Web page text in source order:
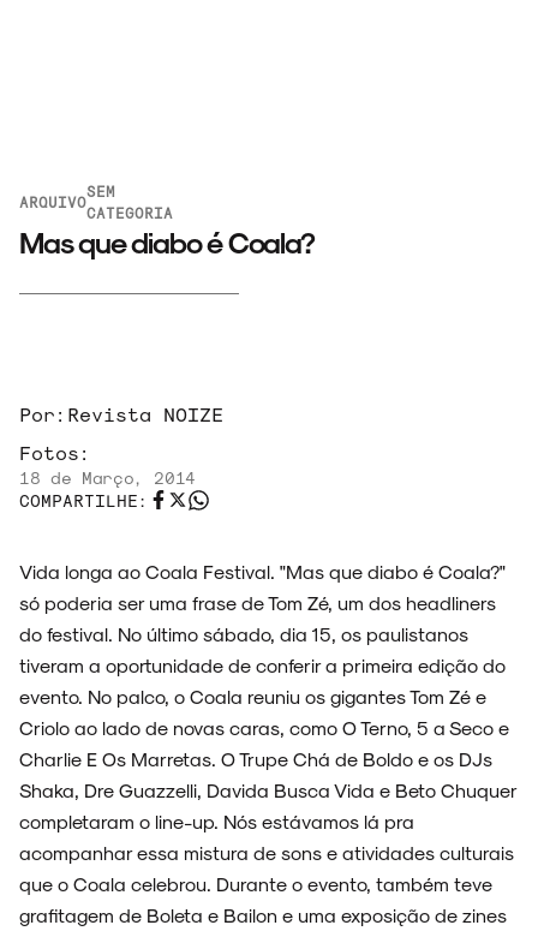
ARQUIVO
SEM
CATEGORIA
Mas que diabo é Coala?
Por: Revista NOIZE
Fotos:
18 de Março, 2014
COMPARTILHE:
Vida longa ao Coala Festival. "Mas que diabo é Coala?"
só poderia ser uma frase de Tom Zé, um dos headliners
do festival. No último sábado, dia 15, os paulistanos
tiveram a oportunidade de conferir a primeira edição do
evento. No palco, o Coala reuniu os gigantes Tom Zé e
Criolo ao lado de novas caras, como O Terno, 5 a Seco e
Charlie E Os Marretas. O Trupe Chá de Boldo e os DJs
Shaka, Dre Guazzelli, Davida Busca Vida e Beto Chuquer
completaram o line-up. Nós estávamos lá pra
acompanhar essa mistura de sons e atividades culturais
que o Coala celebrou. Durante o evento, também teve
grafitagem de Boleta e Bailon e uma exposição de zines